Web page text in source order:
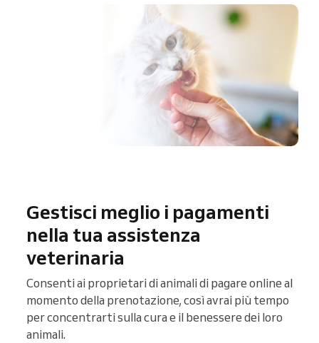
Gestisci meglio i pagamenti
nella tua assistenza
veterinaria
Consenti ai proprietari di animali di pagare online al
momento della prenotazione, così avrai più tempo
per concentrarti sulla cura e il benessere dei loro
animali.